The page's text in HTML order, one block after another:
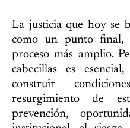
La justicia que hoy se
como un punto
proceso más amplio.
cabecillas es
construir
resurgimiento de
prevención,